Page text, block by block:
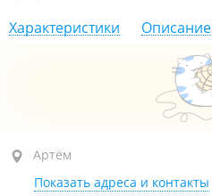
Характеристики Описание
Артём, ул. Батарейная, 22А
1-й этаж
Артём
Показать адреса и контакты